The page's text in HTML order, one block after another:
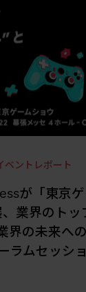
ベントレポート
が「東京ゲ
業界のトッ
界の未来へ
ラムセッシ